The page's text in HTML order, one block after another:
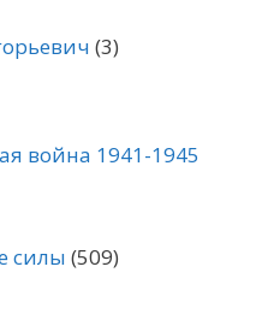
(3)
война 1941-1945
силы (509)